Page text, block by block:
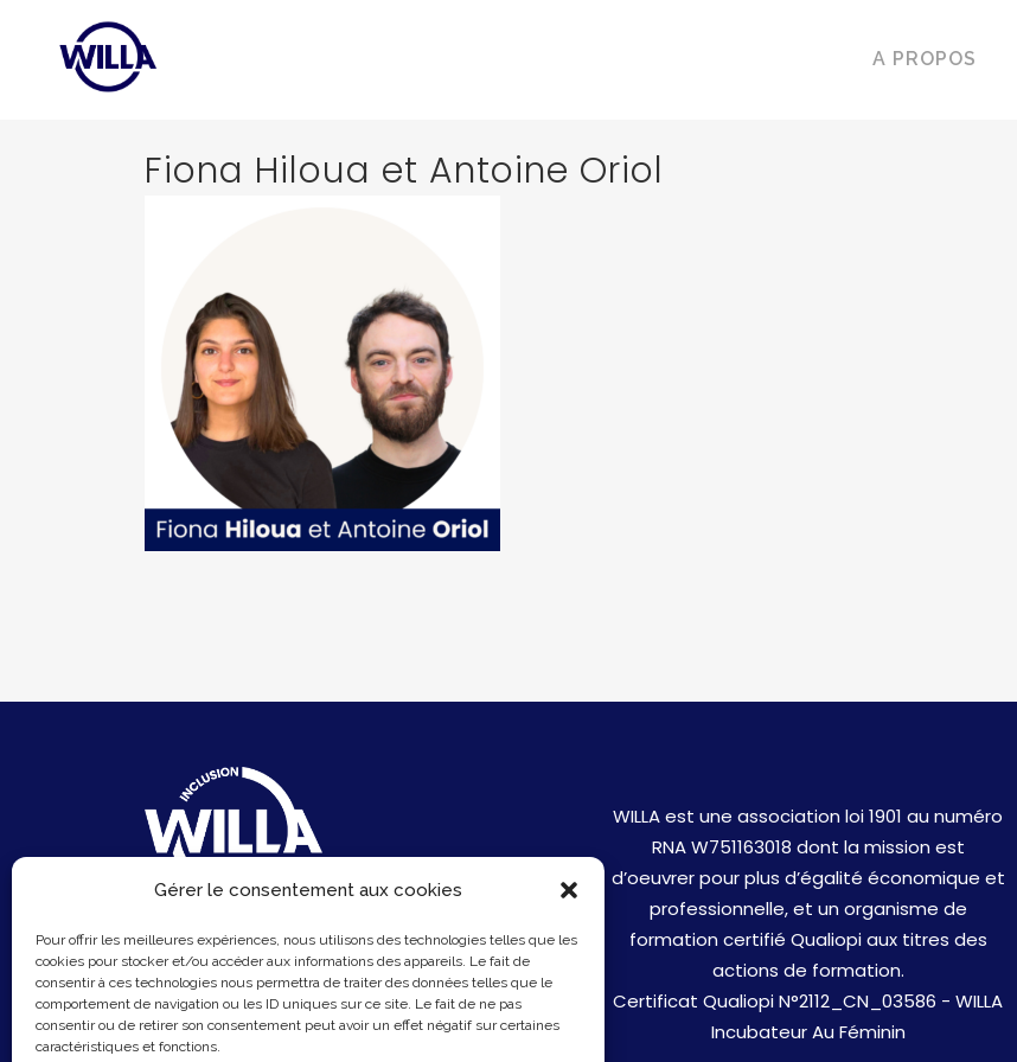
Gérer le consentement aux cookies
Pour offrir les meilleures expériences, nous utilisons des technologies telles que les
cookies pour stocker et/ou accéder aux informations des appareils. Le fait de
consentir à ces technologies nous permettra de traiter des données telles que le
comportement de navigation ou les ID uniques sur ce site. Le fait de ne pas
consentir ou de retirer son consentement peut avoir un effet négatif sur certaines
caractéristiques et fonctions.
A PROPOS
Fiona Hiloua et Antoine Oriol
6 Rue du Sentier
75002 Paris
Email :contact@hellowilla.co
WILLA est une association loi 1901 au numéro
RNA W751163018 dont la mission est
d’oeuvrer pour plus d’égalité économique et
professionnelle, et un organisme de
formation certifié Qualiopi aux titres des
actions de formation.
Certificat Qualiopi N°2112_CN_03586 - WILLA
Incubateur Au Féminin